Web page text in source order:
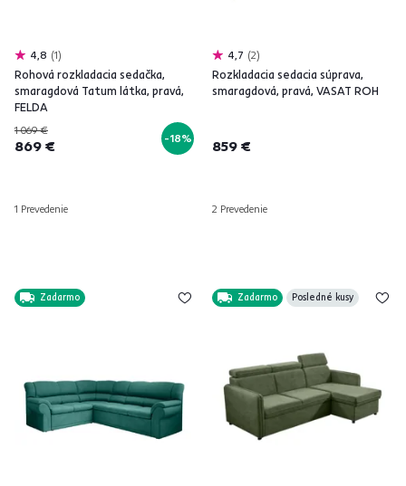
4,8 1
Rohová rozkladacia sedačka,
smaragdová Tatum látka, pravá,
FELDA
1 069 €
869 € -18%
1 Prevedenie
4,7 2
Rozkladacia sedacia súprava,
smaragdová, pravá, VASAT ROH
859 €
2 Prevedenie
Zadarmo Zadarmo Posledné kusy